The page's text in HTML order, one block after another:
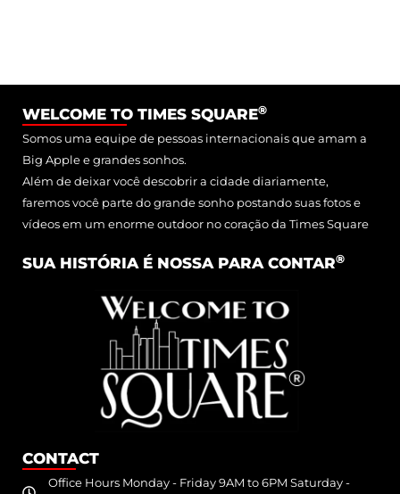
READ MORE
WELCOME TO TIMES SQUARE®
Somos uma equipe de pessoas internacionais que amam a
Big Apple e grandes sonhos.
Além de deixar você descobrir a cidade diariamente,
faremos você parte do grande sonho postando suas fotos e
vídeos em um enorme outdoor no coração da Times Square
SUA HISTÓRIA É NOSSA PARA CONTAR®
CONTACT
Office Hours Monday - Friday 9AM to 6PM Saturday -